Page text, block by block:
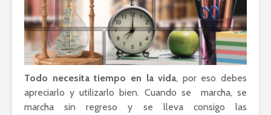
Todo necesita tiempo en la vida, por eso debes
apreciarlo y utilizarlo bien. Cuando se marcha, se
marcha sin regreso y se lleva consigo las